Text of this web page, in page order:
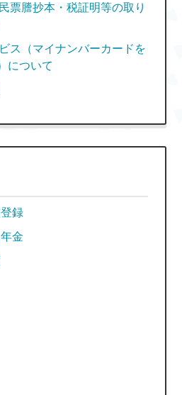
票謄抄本・税証明等の取り
ス（マイナンバーカードを
について
録
金